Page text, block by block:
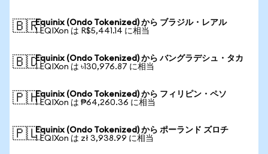
🇧🇷Equinix (Ondo Tokenized) から ブラジル・レアル
1 EQIXon は R$5,441.14 に相当
🇧🇩Equinix (Ondo Tokenized) から バングラデシュ・タカ
1 EQIXon は ৳130,976.87 に相当
🇵🇭Equinix (Ondo Tokenized) から フィリピン・ペソ
1 EQIXon は ₱64,260.36 に相当
🇵🇱Equinix (Ondo Tokenized) から ポーランド ズロチ
1 EQIXon は zł 3,938.99 に相当